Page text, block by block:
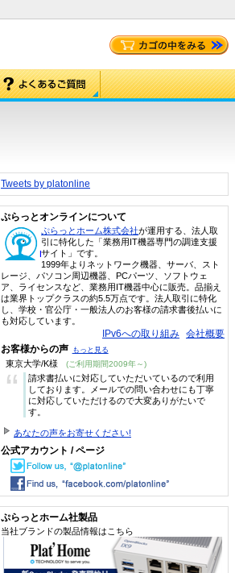
Tweets by platonline
ぷらっとオンラインについて
ぷらっとホーム株式会社が運用する、法人取
引に特化した「業務用IT機器専門の調達支援
サイト」です。
1999年よりネットワーク機器、サーバ、スト
レージ、パソコン周辺機器、PCパーツ、ソフトウェ
ア、ライセンスなど、業務用IT機器中心に販売。品揃え
は業界トップクラスの約5.5万点です。法人取引に特化
し、学校・官公庁・一般法人のお客様の請求書後払いに
も対応しています。
IPv6への取り組み 会社概要
お客様からの声 もっと見る
東京大学/K様 (ご利用期間2009年～)
“
請求書払いに対応していただいているので利用
しております。メールでの問い合わせにも丁寧
に対応していただけるので大変ありがたいで
す。
あなたの声をお寄せください!
公式アカウント / ページ
ぷらっとホーム社製品
当社ブランドの製品情報はこちら